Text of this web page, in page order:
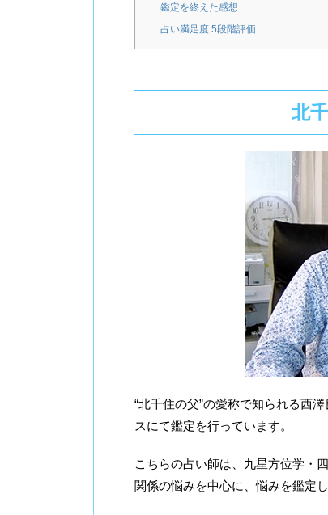
鑑定を終えた感想
占い満足度 5段階評価
北
“北千住の父”の愛称で知られる西
スにて鑑定を行っています。
こちらの占い師は、九星方位学・
関係の悩みを中心に、悩みを鑑定し